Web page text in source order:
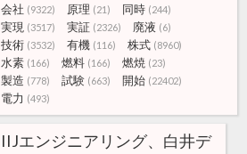
会社 (9322) 原理 (21) 同時 (244)
実現 (3517) 実証 (2326) 廃液 (6)
技術 (3532) 有機 (116) 株式 (8960)
水素 (166) 燃料 (166) 燃焼 (23)
製造 (778) 試験 (663) 開始 (22402)
電力 (493)
IIJエンジニアリング、白井デ